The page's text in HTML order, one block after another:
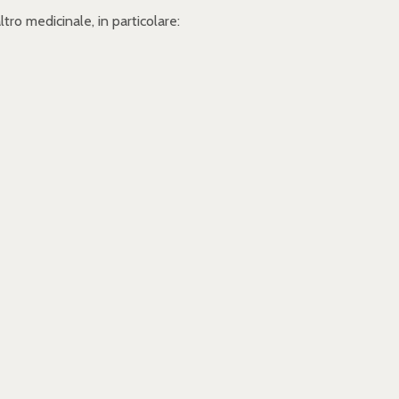
medicinale, in particolare: